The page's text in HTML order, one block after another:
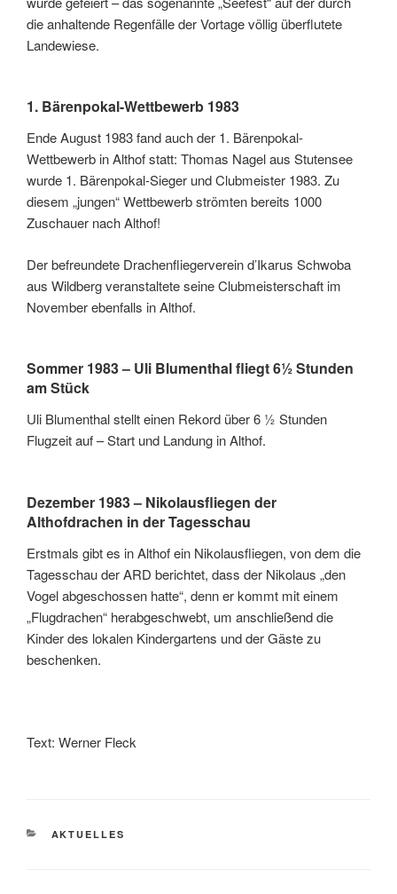
die anhaltende Regenfälle der Vortage völlig überflutete
Landewiese.
1. Bärenpokal-Wettbewerb 1983
Ende August 1983 fand auch der 1. Bärenpokal-
Wettbewerb in Althof statt: Thomas Nagel aus Stutensee
wurde 1. Bärenpokal-Sieger und Clubmeister 1983. Zu
diesem „jungen“ Wettbewerb strömten bereits 1000
Zuschauer nach Althof!
Der befreundete Drachenfliegerverein d’Ikarus Schwoba
aus Wildberg veranstaltete seine Clubmeisterschaft im
November ebenfalls in Althof.
Sommer 1983 – Uli Blumenthal fliegt 6½ Stunden
am Stück
Uli Blumenthal stellt einen Rekord über 6 ½ Stunden
Flugzeit auf – Start und Landung in Althof.
Dezember 1983 – Nikolausfliegen der
Althofdrachen in der Tagesschau
Erstmals gibt es in Althof ein Nikolausfliegen, von dem die
Tagesschau der ARD berichtet, dass der Nikolaus „den
Vogel abgeschossen hatte“, denn er kommt mit einem
„Flugdrachen“ herabgeschwebt, um anschließend die
Kinder des lokalen Kindergartens und der Gäste zu
beschenken.
Text: Werner Fleck
KATEGORIEN
AKTUELLES